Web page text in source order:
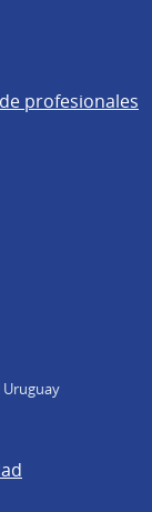
profesionales
Uruguay